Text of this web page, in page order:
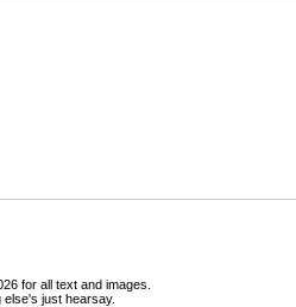
for all text and images.
just hearsay.